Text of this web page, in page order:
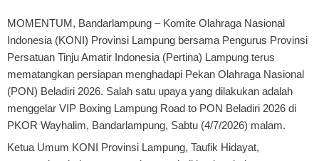
MOMENTUM, Bandarlampung – Komite Olahraga Nasional
Indonesia (KONI) Provinsi Lampung bersama Pengurus Provinsi
Persatuan Tinju Amatir Indonesia (Pertina) Lampung terus
mematangkan persiapan menghadapi Pekan Olahraga Nasional
(PON) Beladiri 2026. Salah satu upaya yang dilakukan adalah
menggelar VIP Boxing Lampung Road to PON Beladiri 2026 di
PKOR Wayhalim, Bandarlampung, Sabtu (4/7/2026) malam.
Ketua Umum KONI Provinsi Lampung, Taufik Hidayat,